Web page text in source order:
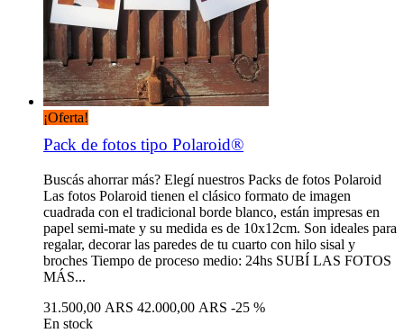
¡Oferta!
Pack de fotos tipo Polaroid®
Buscás ahorrar más? Elegí nuestros Packs de fotos Polaroid
Las fotos Polaroid tienen el clásico formato de imagen
cuadrada con el tradicional borde blanco, están impresas en
papel semi-mate y su medida es de 10x12cm. Son ideales para
regalar, decorar las paredes de tu cuarto con hilo sisal y
broches Tiempo de proceso medio: 24hs SUBÍ LAS FOTOS
MÁS...
31.500,00 ARS 42.000,00 ARS -25 %
En stock